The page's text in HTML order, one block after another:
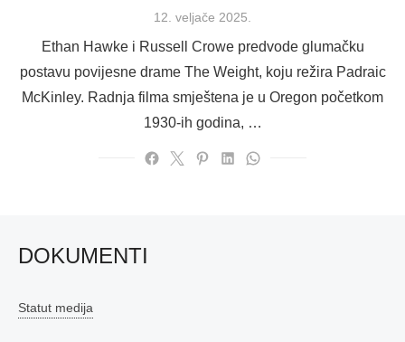
Posted
12. veljače 2025.
Ethan Hawke i Russell Crowe predvode glumačku
postavu povijesne drame The Weight, koju režira Padraic
McKinley. Radnja filma smještena je u Oregon početkom
1930-ih godina, …
DOKUMENTI
Statut medija